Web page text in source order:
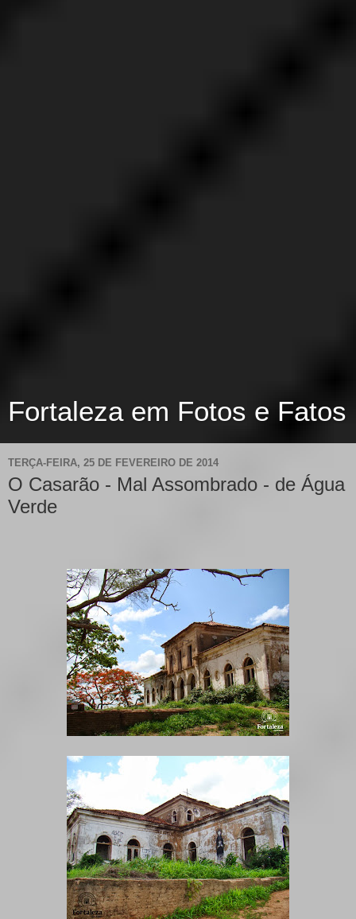
Fortaleza em Fotos e Fatos
TERÇA-FEIRA, 25 DE FEVEREIRO DE 2014
O Casarão - Mal Assombrado - de Água
Verde